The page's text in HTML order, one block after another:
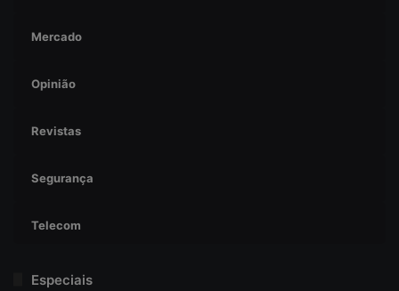
Mercado
Opinião
Revistas
Segurança
Telecom
Especiais